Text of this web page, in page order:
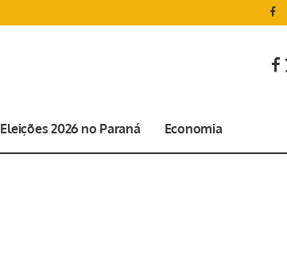
Eleições 2026 no Paraná Economia